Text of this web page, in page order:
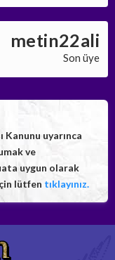
metin22ali
Son üye
Kanunu uyarınca
ve
uygun olarak
lütfen tıklayınız.